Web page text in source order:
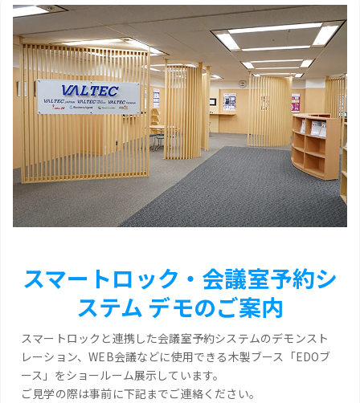
スマートロック・会議室予約シ
ステム デモのご案内
スマートロックと連携した会議室予約システムのデモンスト
レーション、WEB会議などに使用できる木製ブース「EDOブ
ース」をショールーム展示しています。
ご見学の際は事前に下記までご連絡ください。